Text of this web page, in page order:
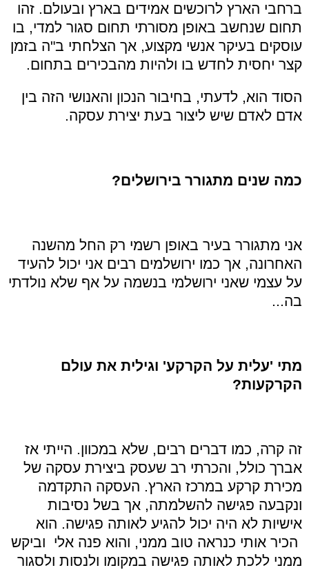
ברחבי הארץ לרוכשים אמידים בארץ ובעולם. זהו
תחום שנחשב באופן מסורתי תחום סגור למדי, בו
עוסקים בעיקר אנשי מקצוע, אך הצלחתי ב"ה בזמן
קצר יחסית לחדש בו ולהיות מהבכירים בתחום.
הסוד הוא, לדעתי, בחיבור הנכון והאנושי הזה בין
אדם לאדם שיש ליצור בעת יצירת עסקה.
כמה שנים מתגורר בירושלים?
אני מתגורר בעיר באופן רשמי רק החל מהשנה
האחרונה, אך כמו ירושלמים רבים אני יכול להעיד
על עצמי שאני ירושלמי בנשמה על אף שלא נולדתי
בה...
מתי 'עלית על הקרקע' וגילית את עולם
הקרקעות?
זה קרה, כמו דברים רבים, שלא במכוון. הייתי אז
אברך כולל, והכרתי רב שעסק ביצירת עסקה של
מכירת קרקע במרכז הארץ. העסקה התקדמה
ונקבעה פגישה להשלמתה, אך בשל נסיבות
אישיות לא היה יכול להגיע לאותה פגישה. הוא
הכיר אותי כנראה טוב ממני, והוא פנה אלי וביקש
ממני ללכת לאותה פגישה במקומו ולנסות ולסגור